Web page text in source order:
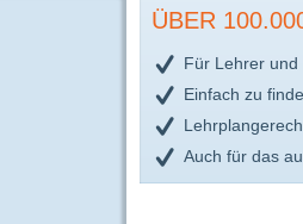
ÜBER
Für Lehrer und
Einfach zu
Auch für das